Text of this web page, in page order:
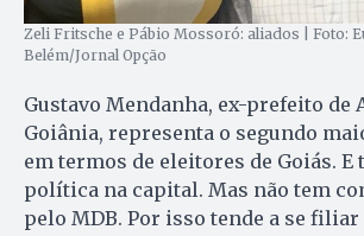
Zeli Fritsche e Pábio Mossoró: aliados | Foto:
Belém/Jornal Opção
Gustavo Mendanha, ex-prefeito de
Goiânia, representa o segundo
em termos de eleitores de Goiás. E
política na capital. Mas não tem
pelo MDB. Por isso tende a se